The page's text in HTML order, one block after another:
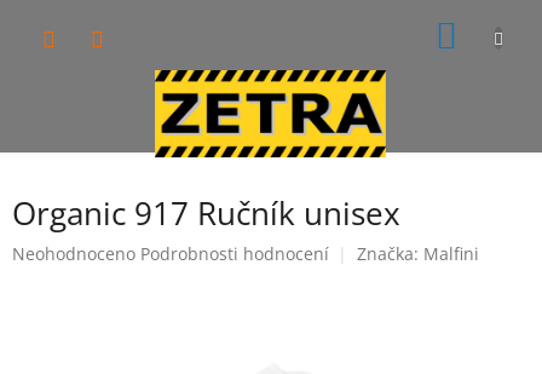
Organic 917 Ručník unisex
Průměrné
Neohodnoceno Podrobnosti hodnocení Značka: Malfini